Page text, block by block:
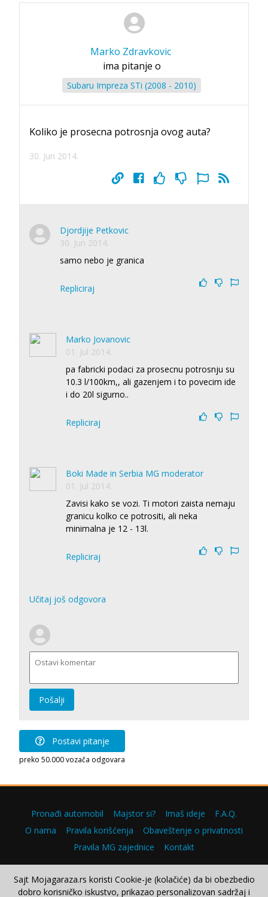
Marko Zdravkovic
ima pitanje o
Subaru Impreza STi (2008 - 2010)
Koliko je prosecna potrosnja ovog auta?
30. Jun 2014.
Djordjije Petkovic
30. Jun 2014.
samo nebo je granica
Repliciraj
Marko Jovanovic
01. Jul 2014.
pa fabricki podaci za prosecnu potrosnju su
10.3 l/100km,, ali gazenjem i to povecim ide
i do 20l sigurno..
Repliciraj
Boki Made in Serbia MG moderator
01. Jul 2014.
Zavisi kako se vozi. Ti motori zaista nemaju
granicu kolko ce potrositi, ali neka
minimalna je 12 - 13l.
Repliciraj
Učitaj još odgovora
Pošalji
Postavi pitanje
preko 50.000 vozača odgovara
Pronađi automobil Majstor si? Imaš ideje
F.A.Q.
O nama
Pravila korišćenja
Obaveštenje o privatnosti
Pravila MG zajednice
Kontakt
Sajt Mojagaraza.rs koristi Cookie-je (kolačiće) da bi obezbedio
dobro korisničko iskustvo, prikazao personalizovan sadržaj i